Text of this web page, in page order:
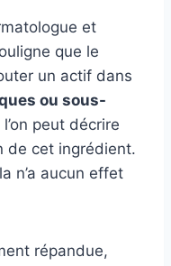
et
que le
un actif dans
ou sous-
peut décrire
de cet ingrédient.
n’a aucun effet
répandue,